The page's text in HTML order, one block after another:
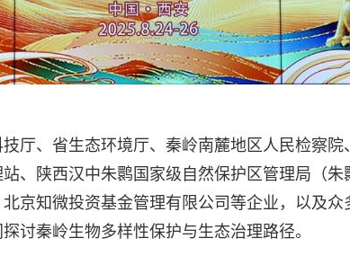
厅、省生态环境厅、秦岭南麓地区人民检察
、陕西汉中朱鹮国家级自然保护区管理局（朱
京知微投资基金管理有限公司等企业，以及
讨秦岭生物多样性保护与生态治理路径。